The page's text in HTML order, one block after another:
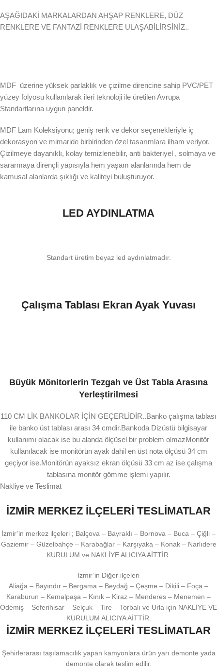
AŞAĞIDAKİ MARKALARDAN AHŞAP RENKLERE, DÜZ
RENKLERE VE FANTAZİ RENKLERE ULAŞABİLİRSİNİZ..
MDF üzerine yüksek parlaklık ve çizilme direncine sahip PVC/PET
yüzey folyosu kullanılarak ileri teknoloji ile üretilen Avrupa
Standartlarına uygun paneldir.
MDF Lam Koleksiyonu; geniş renk ve dekor seçenekleriyle iç
dekorasyon ve mimaride birbirinden özel tasarımlara ilham veriyor.
Çizilmeye dayanıklı, kolay temizlenebilir, anti bakteriyel , solmaya ve
sararmaya dirençli yapısıyla hem yaşam alanlarında hem de
kamusal alanlarda şıklığı ve kaliteyi buluşturuyor.
LED AYDINLATMA
Standart üretim beyaz led aydınlatmadır.
Çalışma Tablası Ekran Ayak Yuvası
Büyük Mönitorlerin Tezgah ve Üst Tabla Arasına
Yerleştirilmesi
110 CM LİK BANKOLAR İÇİN GEÇERLİDİR..Banko çalışma tablası
ile banko üst tablası arası 34 cmdir.Bankoda Dizüstü bilgisayar
kullanımı olacak ise bu alanda ölçüsel bir problem olmazMonitör
kullanılacak ise monitörün ayak dahil en üst nota ölçüsü 34 cm
geçiyor ise.Monitörün ayaksız ekran ölçüsü 33 cm az ise çalışma
tablasına monitör gömme işlemi yapılır.
Nakliye ve Teslimat
İZMİR MERKEZ İLÇELERİ TESLİMATLAR
İzmir’in merkez ilçeleri ; Balçova – Bayraklı – Bornova – Buca – Çiğli –
Gaziemir – Güzelbahçe – Karabağlar – Karşıyaka – Konak – Narlıdere
KURULUM ve NAKLİYE ALICIYA AİTTİR.
İzmir’in Diğer ilçeleri
Aliağa – Bayındır – Bergama – Beydağ – Çeşme – Dikili – Foça –
Karaburun – Kemalpaşa – Kınık – Kiraz – Menderes – Menemen –
Ödemiş – Seferihisar – Selçuk – Tire – Torbalı ve Urla için NAKLİYE VE
KURULUM ALICIYA AİTTİR.
İZMİR MERKEZ İLÇELERİ TESLİMATLAR
Şehirlerarası taşılamacılık yapan kamyonlara ürün yarı demonte yada
demonte olarak teslim edilir.